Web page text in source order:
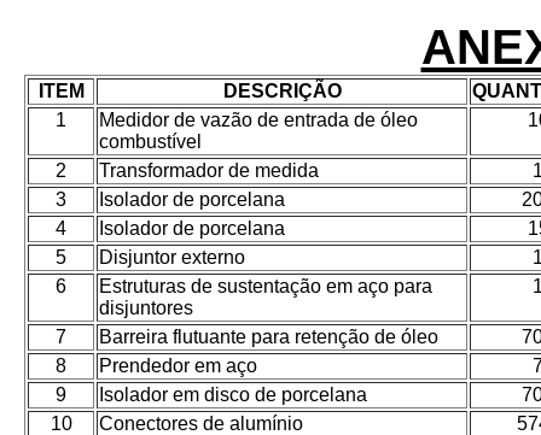
ITEM DESCRIÇÃO
1
Medidor de vazão de entrada de óleo
combustível
2 Transformador de medida
3
Isolador de porcelana
4
Isolador de porcelana
5
Disjuntor externo
6
Estruturas de sustentação em aço para
disjuntores
7 Barreira flutuante para retenção de óleo
8
Prendedor em aço
9
Isolador em disco de porcelana
10
Conectores de alumínio